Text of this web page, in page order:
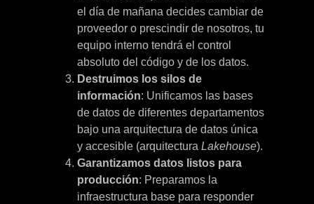
el día de mañana decides cambiar de
proveedor o prescindir de nosotros, tu
equipo interno tendrá el control
absoluto del código y de los datos.
Destruimos los silos de
información: Unificamos las bases
de datos de diferentes departamentos
bajo una arquitectura de datos única
y accesible (arquitecturaLakehouse).
Garantizamos datos listos para
producción: Preparamos la
infraestructura base para responder